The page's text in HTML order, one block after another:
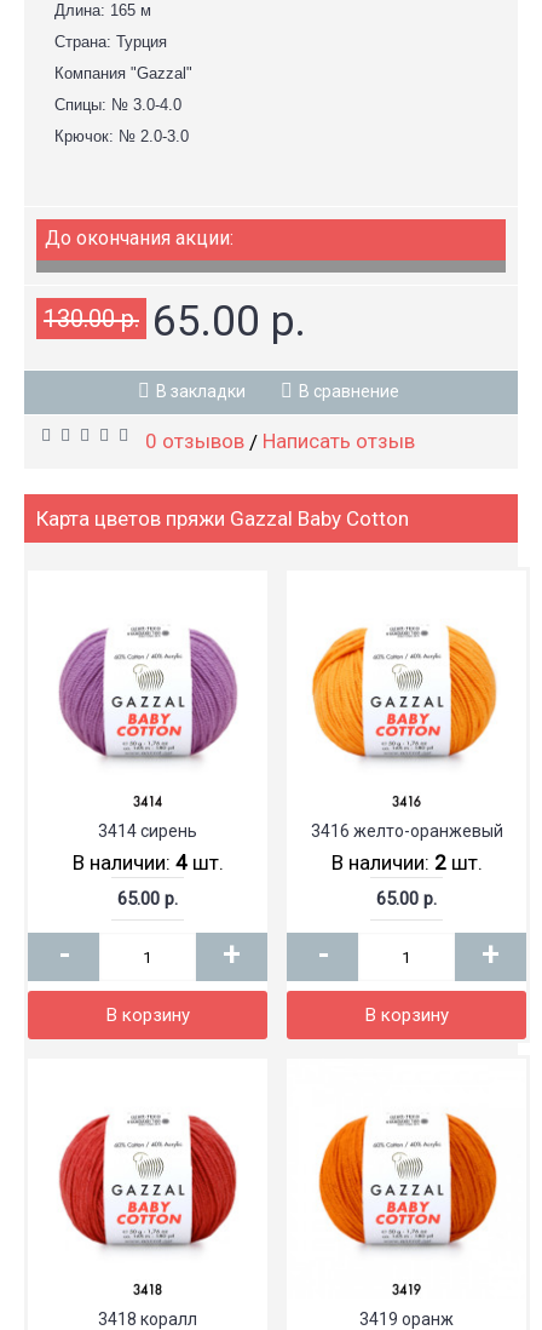
Длина: 165 м
Страна: Турция
Компания "Gazzal"
Спицы: № 3.0-4.0
Крючок: № 2.0-3.0
До окончания акции:
130.00 р. 65.00 р.
В закладки В сравнение
0 отзывов / Написать отзыв
Карта цветов пряжи Gazzal Baby Cotton
3414 сирень
В наличии: 4шт.
65.00 р.
- +
В корзину
3416 желто-оранжевый
В наличии: 2шт.
65.00 р.
- +
В корзину
3418 коралл 3419 оранж